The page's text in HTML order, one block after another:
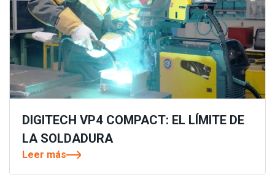
DIGITECH VP4 COMPACT: EL LÍMITE DE
LA SOLDADURA
Leer más